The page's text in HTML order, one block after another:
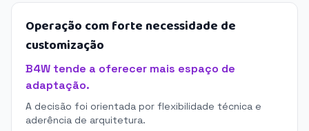
Operação com forte necessidade de
customização
B4W tende a oferecer mais espaço de
adaptação.
A decisão foi orientada por flexibilidade técnica e
aderência de arquitetura.